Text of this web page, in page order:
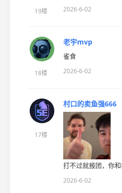
19楼 2026-6-02
18楼
老宇mvp
雀食
2026-6-02
17楼
村口的卖鱼强666
打不过就报团，你和
2026-6-02